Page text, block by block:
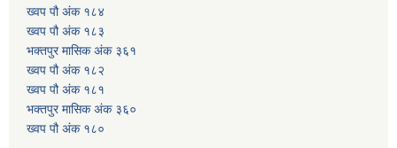
ख्वप पौ अंक १८४
ख्वप पौ अंक १८३
भक्तपुर मासिक अंक ३६१
ख्वप पौ अंक १८२
ख्वप पौ अंक १८१
भक्तपुर मासिक अंक ३६०
ख्वप पौ अंक १८०